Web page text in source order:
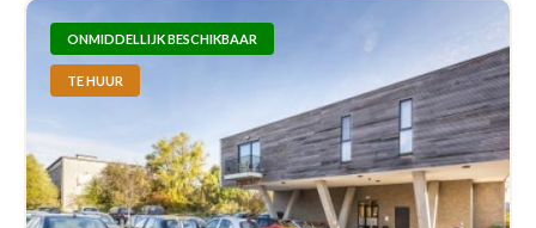
ONMIDDELLIJK BESCHIKBAAR
TE HUUR